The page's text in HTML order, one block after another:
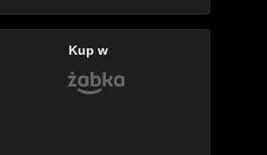
Kup w